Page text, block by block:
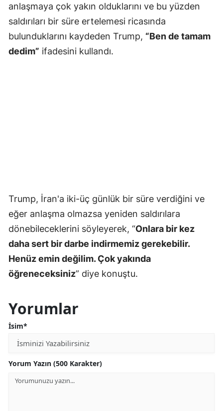
anlaşmaya çok yakın olduklarını ve bu yüzden
saldırıları bir süre ertelemesi ricasında
bulunduklarını kaydeden Trump, “Ben de tamam
dedim” ifadesini kullandı.
Trump, İran'a iki-üç günlük bir süre verdiğini ve
eğer anlaşma olmazsa yeniden saldırılara
dönebileceklerini söyleyerek, “Onlara bir kez
daha sert bir darbe indirmemiz gerekebilir.
Henüz emin değilim. Çok yakında
öğreneceksiniz” diye konuştu.
Yorumlar
İsim*
Yorum Yazın (500 Karakter)